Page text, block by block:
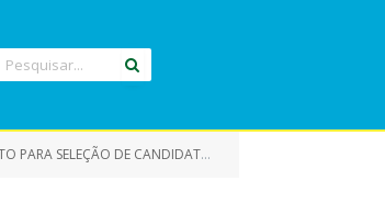
DE ACORDO COM CRITÉRIOS TÉCNICOS DE MÉRITO E DESEMPENHO)